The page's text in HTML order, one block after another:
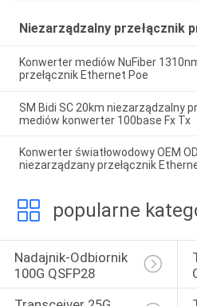
Niezarządzalny przełącznik
Konwerter mediów NuFiber
przełącznik Ethernet Poe
SM Bidi SC 20km niezarządzalny
mediów konwerter 100base Fx Tx
Konwerter światłowodowy OEM
niezarządzany przełącznik
popularne
Nadajnik-Odbiornik
100G QSFP28